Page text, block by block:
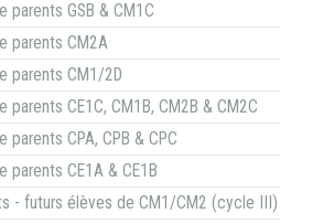
parents GSB & CM1C
parents CM2A
parents CM1/2D
parents CE1C, CM1B, CM2B & CM2C
parents CPA, CPB & CPC
parents CE1A & CE1B
- futurs élèves de CM1/CM2 (cycle III)